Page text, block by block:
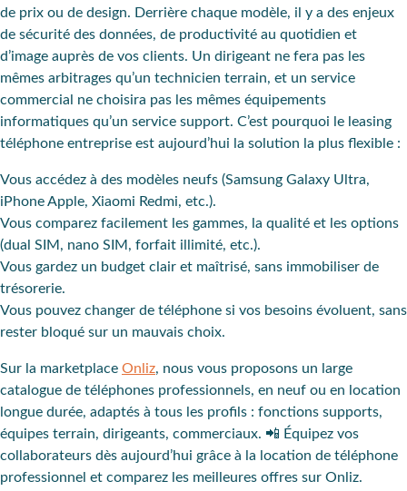
de prix ou de design. Derrière chaque modèle, il y a des enjeux
de sécurité des données, de productivité au quotidien et
d’image auprès de vos clients. Un dirigeant ne fera pas les
mêmes arbitrages qu’un technicien terrain, et un service
commercial ne choisira pas les mêmes équipements
informatiques qu’un service support. C’est pourquoi le leasing
téléphone entreprise est aujourd’hui la solution la plus flexible :
Vous accédez à des modèles neufs (Samsung Galaxy Ultra,
iPhone Apple, Xiaomi Redmi, etc.).
Vous comparez facilement les gammes, la qualité et les options
(dual SIM, nano SIM, forfait illimité, etc.).
Vous gardez un budget clair et maîtrisé, sans immobiliser de
trésorerie.
Vous pouvez changer de téléphone si vos besoins évoluent, sans
rester bloqué sur un mauvais choix.
Sur la marketplace Onliz, nous vous proposons un large
catalogue de téléphones professionnels, en neuf ou en location
longue durée, adaptés à tous les profils : fonctions supports,
équipes terrain, dirigeants, commerciaux. 📲 Équipez vos
collaborateurs dès aujourd’hui grâce à la location de téléphone
professionnel et comparez les meilleures offres sur Onliz.